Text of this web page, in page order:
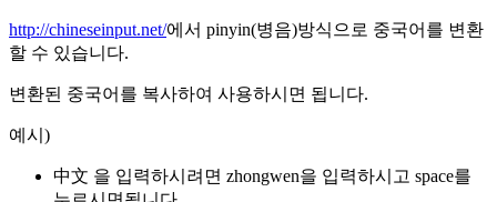
http://chineseinput.net/에서 pinyin(병음)방식으로 중국어를 변환
할 수 있습니다.
변환된 중국어를 복사하여 사용하시면 됩니다.
예시)
中文 을 입력하시려면 zhongwen을 입력하시고 space를